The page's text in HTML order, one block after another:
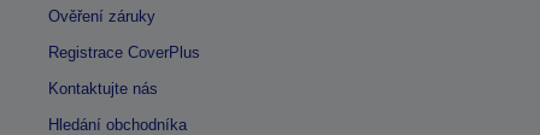
Ověření záruky
Registrace CoverPlus
Kontaktujte nás
Hledání obchodníka